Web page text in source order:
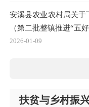
安溪县农业农村局关于
（第二批整镇推进“五
2026-01-09
扶贫与乡村振